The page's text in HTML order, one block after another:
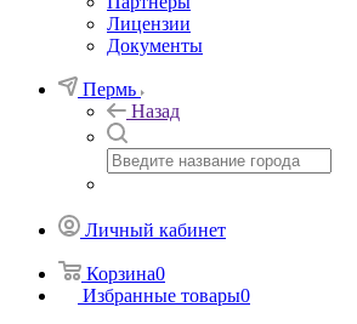
Лицензии
Документы
Пермь
Назад
Личный кабинет
Корзина0
Избранные товары0